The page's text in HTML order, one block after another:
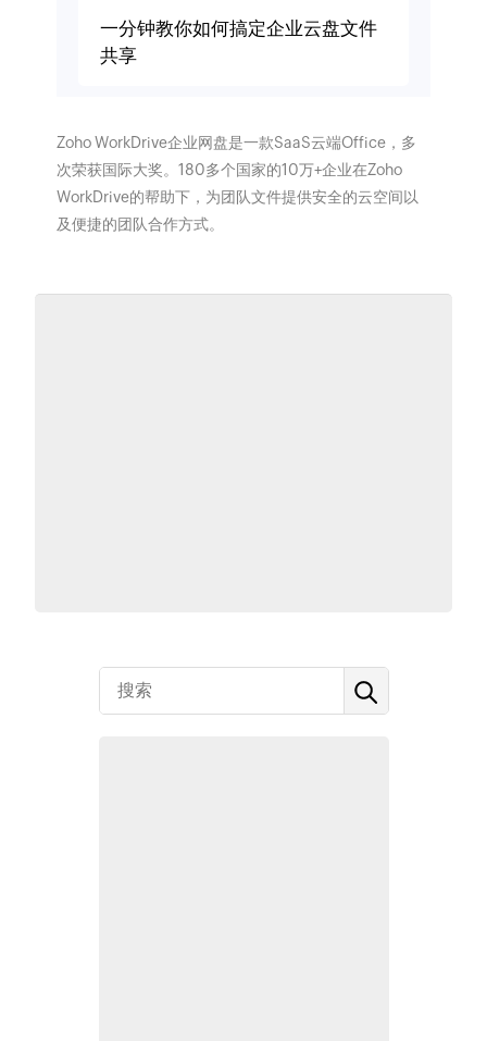
一分钟教你如何搞定企业云盘文件
共享
Zoho WorkDrive企业网盘是一款SaaS云端Office，多
次荣获国际大奖。180多个国家的10万+企业在Zoho
WorkDrive的帮助下，为团队文件提供安全的云空间以
及便捷的团队合作方式。